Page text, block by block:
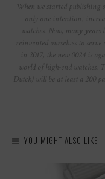
When we started publishing
only one intention:
watches. Now, many
reinvented ourselves to
in 2017, the new 0024 is
world of high-end watches.
Dutch) will be at least a 200
YOU MIGHT ALSO LIKE